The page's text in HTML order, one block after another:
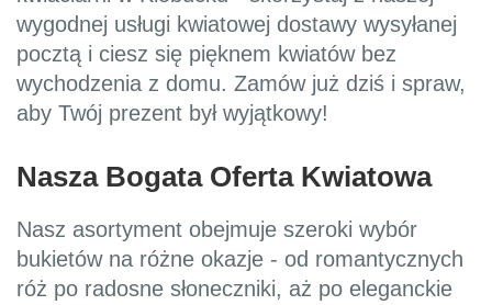
wygodnej usługi kwiatowej dostawy wysyłanej
pocztą i ciesz się pięknem kwiatów bez
wychodzenia z domu. Zamów już dziś i spraw,
aby Twój prezent był wyjątkowy!
Nasza Bogata Oferta Kwiatowa
Nasz asortyment obejmuje szeroki wybór
bukietów na różne okazje - od romantycznych
róż po radosne słoneczniki, aż po eleganckie